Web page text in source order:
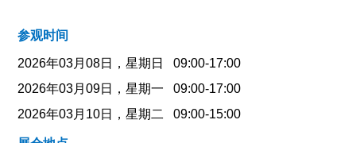
参观时间
2026年03月08日，星期日 09:00-17:00
2026年03月09日，星期一 09:00-17:00
2026年03月10日，星期二 09:00-15:00